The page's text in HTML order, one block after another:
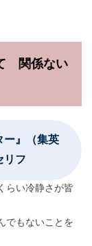
関係ない
ー』（集英
リフ
らい冷静さが皆
でもないことを